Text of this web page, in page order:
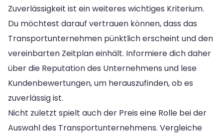
Zuverlässigkeit ist ein weiteres wichtiges Kriterium.
Du möchtest darauf vertrauen können, dass das
Transportunternehmen pünktlich erscheint und den
vereinbarten Zeitplan einhält. Informiere dich daher
über die Reputation des Unternehmens und lese
Kundenbewertungen, um herauszufinden, ob es
zuverlässig ist.
Nicht zuletzt spielt auch der Preis eine Rolle bei der
Auswahl des Transportunternehmens. Vergleiche